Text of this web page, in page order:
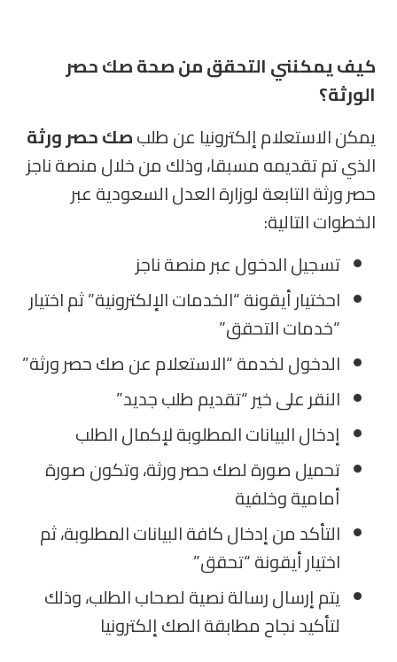
كيف يمكنني التحقق من صحة صك حصر
الورثة؟
يمكن الاستعلام إلكترونيا عن طلبصك حصر ورثة
الذي تم تقديمه مسبقا، وذلك من خلال منصة ناجز
حصر ورثة التابعة لوزارة العدل السعودية عبر
الخطوات التالية:
تسجيل الدخول عبر منصة ناجز
احختيار أيقونة “الخدمات الإلكترونية” ثم اختيار
“خدمات التحقق”
الدخول لخدمة “الاستعلام عن صك حصر ورثة”
النقر على خير “تقديم طلب جديد”
إدخال البيانات المطلوبة لإكمال الطلب
تحميل صورة لصك حصر ورثة، وتكون صورة
أمامية وخلفية
التأكد من إدخال كافة البيانات المطلوبة، ثم
اختيار أيقونة “تحقق”
يتم إرسال رسالة نصية لصحاب الطلب، وذلك
لتأكيد نجاح مطابقة الصك إلكترونيا